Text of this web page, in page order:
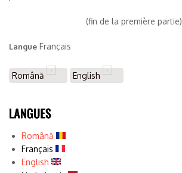
(fin de la première partie)
Langue Français
Română English
Română
Français
English